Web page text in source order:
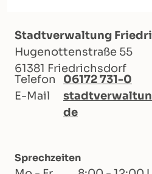
Stadtverwaltung
Hugenottenstraße 55
61381 Friedrichsdorf
Telefon
06172 731-0
E-Mail
de
Sprechzeiten